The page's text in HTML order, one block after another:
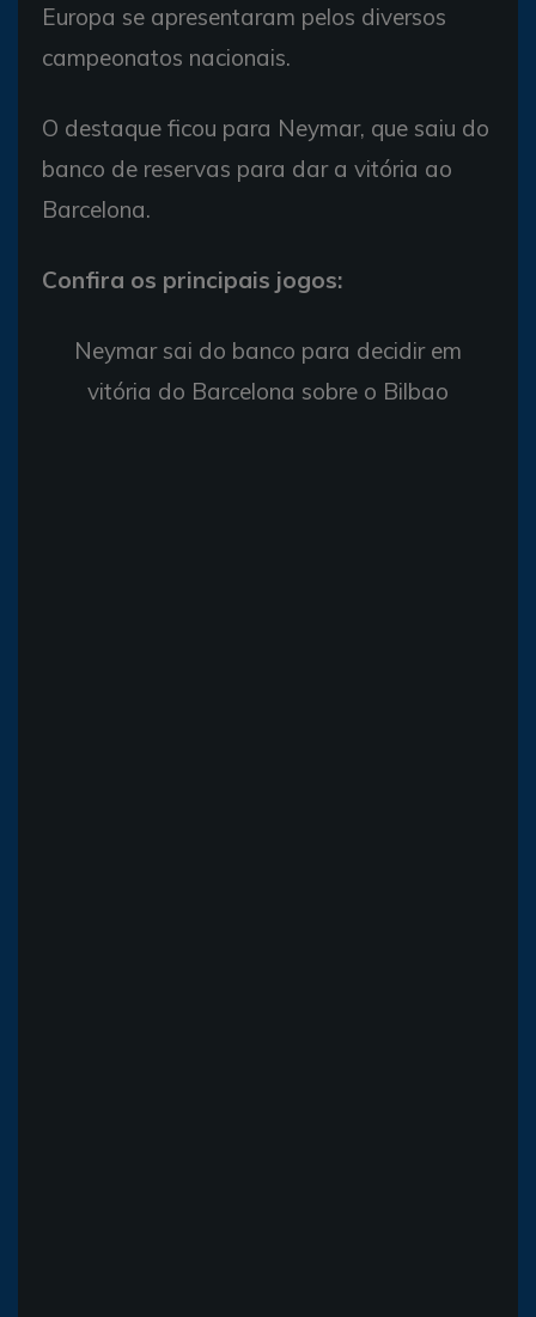
Europa se apresentaram pelos diversos
campeonatos nacionais.
O destaque ficou para Neymar, que saiu do
banco de reservas para dar a vitória ao
Barcelona.
Confira os principais jogos:
Neymar sai do banco para decidir em
vitória do Barcelona sobre o Bilbao